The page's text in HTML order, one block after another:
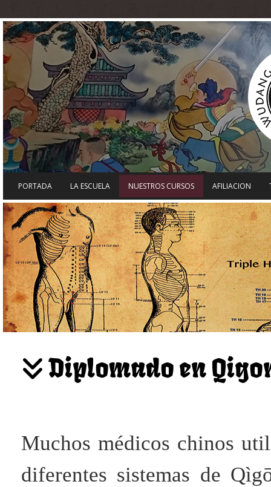
PORTADA LA ESCUELA NUESTROS CURSOS AFILIACION
Diplomado en
Muchos médicos chinos
diferentes sistemas de